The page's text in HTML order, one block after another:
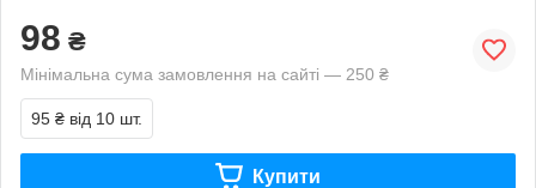
98 ₴
Мінімальна сума замовлення на сайті — 250 ₴
95 ₴ від 10 шт.
Купити